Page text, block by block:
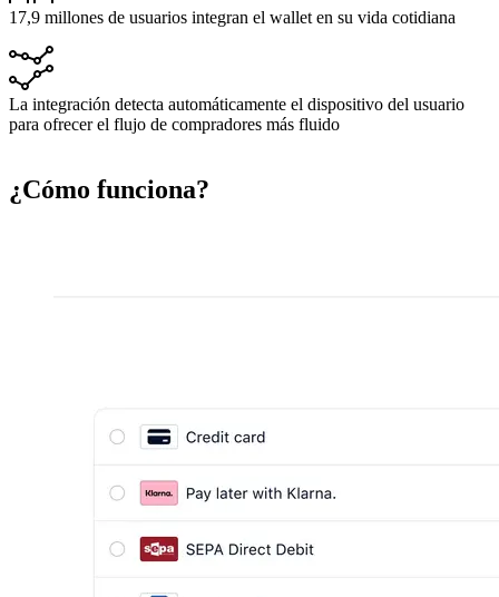
17,9 millones de usuarios integran el wallet en su vida cotidiana
La integración detecta automáticamente el dispositivo del usuario
para ofrecer el flujo de compradores más fluido
¿Cómo funciona?